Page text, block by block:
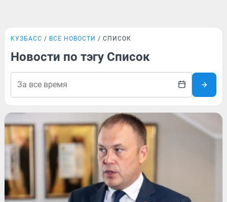
КУЗБАСС ВСЕ НОВОСТИ СПИСОК
Новости по тэгу Список